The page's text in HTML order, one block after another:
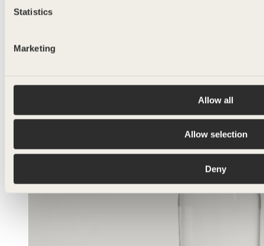
Statistics
Marketing
Allow all
Allow selection
Deny
MILA